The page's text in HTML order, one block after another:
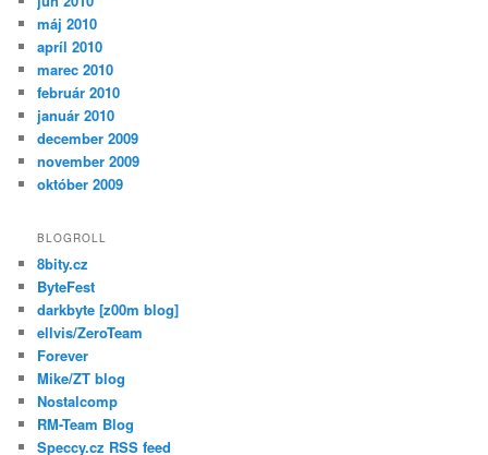
máj 2010
apríl 2010
marec 2010
február 2010
január 2010
december 2009
november 2009
október 2009
BLOGROLL
8bity.cz
ByteFest
darkbyte [z00m blog]
ellvis/ZeroTeam
Forever
Mike/ZT blog
Nostalcomp
RM-Team Blog
Speccy.cz RSS feed